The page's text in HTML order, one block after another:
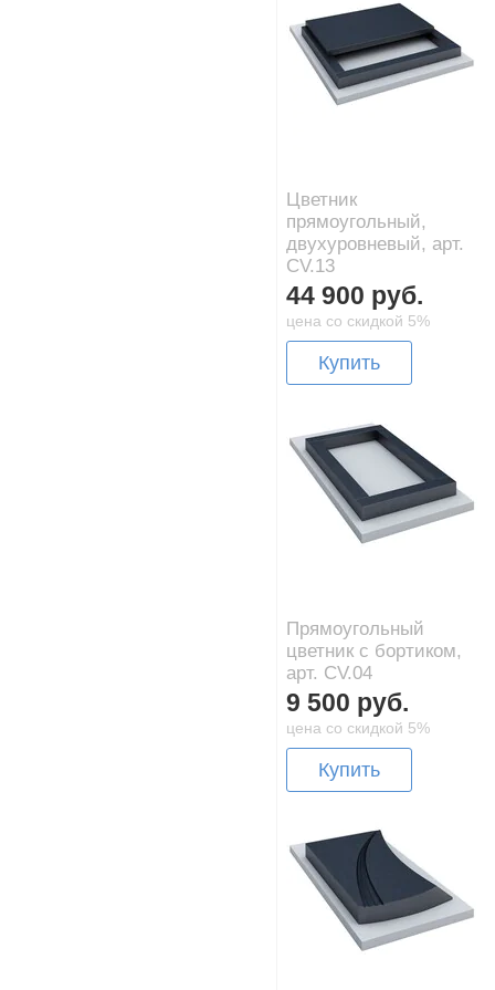
Цветник
прямоугольный,
двухуровневый, арт.
CV.13
44 900 руб.
цена со скидкой 5%
Купить
Прямоугольный
цветник с бортиком,
арт. CV.04
9 500 руб.
цена со скидкой 5%
Купить